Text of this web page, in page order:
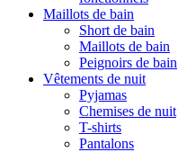
Maillots de bain
Short de bain
Maillots de bain
Peignoirs de bain
Vêtements de nuit
Pyjamas
Chemises de nuit
T-shirts
Pantalons